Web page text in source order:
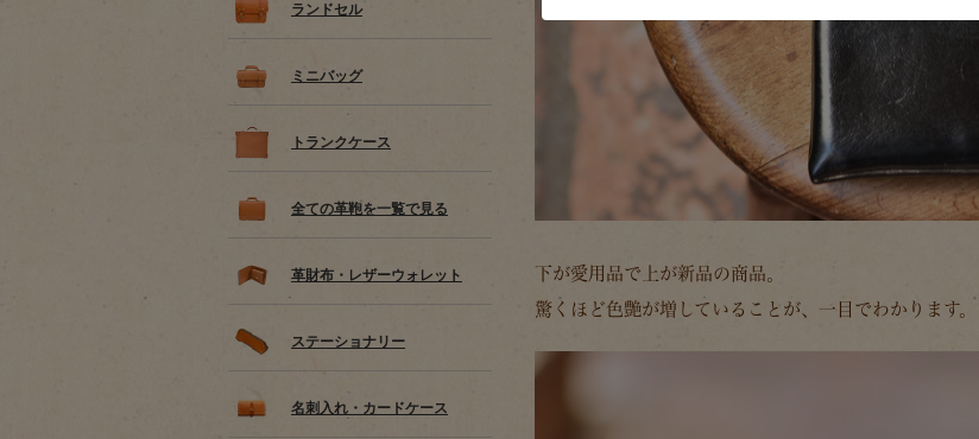
ランドセル
ミニバッグ
トランクケース
全ての革鞄を一覧で見る
革財布・レザーウォレット
ステーショナリー
名刺入れ・カードケース
下が愛用品で上が新品の商品。
驚くほど色艶が増していることが、一目でわかります。